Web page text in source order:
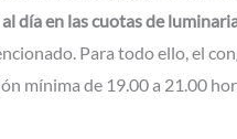
día en las cuotas de
Para todo ello, el
mínima de 19.00 a 21.00